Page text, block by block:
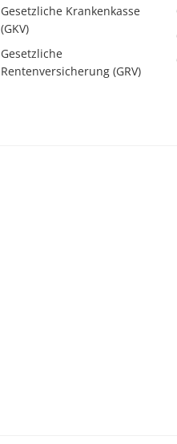
Gesetzliche Krankenkasse
(GKV)
Gesetzliche
Rentenversicherung (GRV)